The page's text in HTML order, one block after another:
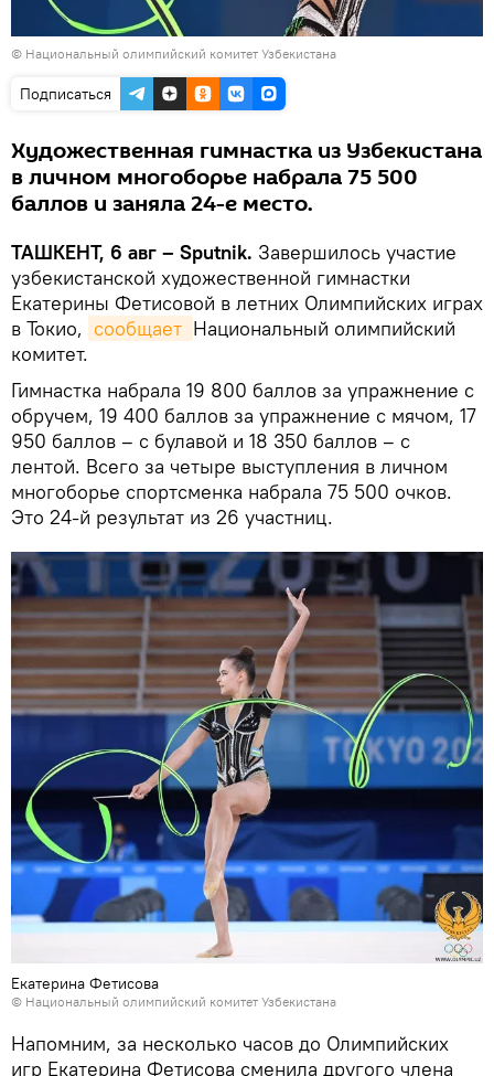
© Национальный олимпийский комитет Узбекистана
Подписаться
Художественная гимнастка из Узбекистана
в личном многоборье набрала 75 500
баллов и заняла 24-е место.
ТАШКЕНТ, 6 авг – Sputnik. Завершилось участие
узбекистанской художественной гимнастки
Екатерины Фетисовой в летних Олимпийских играх
в Токио, сообщает Национальный олимпийский
комитет.
Гимнастка набрала 19 800 баллов за упражнение с
обручем, 19 400 баллов за упражнение с мячом, 17
950 баллов – с булавой и 18 350 баллов – с
лентой. Всего за четыре выступления в личном
многоборье спортсменка набрала 75 500 очков.
Это 24-й результат из 26 участниц.
Екатерина Фетисова
© Национальный олимпийский комитет Узбекистана
Напомним, за несколько часов до Олимпийских
игр Екатерина Фетисова сменила другого члена